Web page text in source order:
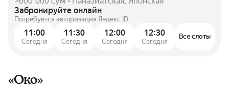
Забронируйте онлайн
Потребуется авторизация Яндекс ID
11:00
Сегодня
11:30
Сегодня
12:00
Сегодня
12:30
Сегодня
Все слоты
«Око»